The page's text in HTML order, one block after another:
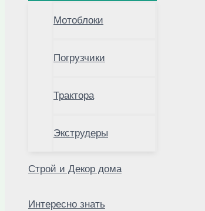
Мотоблоки
Погрузчики
Трактора
Экструдеры
Строй и Декор дома
Интересно знать